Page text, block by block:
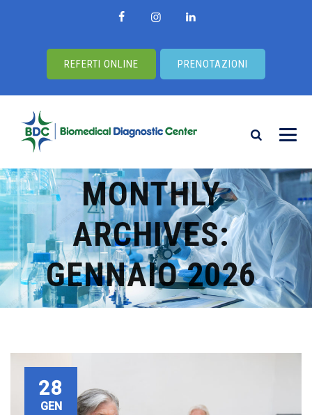
REFERTI ONLINE PRENOTAZIONI
MONTHLY
ARCHIVES:
GENNAIO 2026
28
GEN